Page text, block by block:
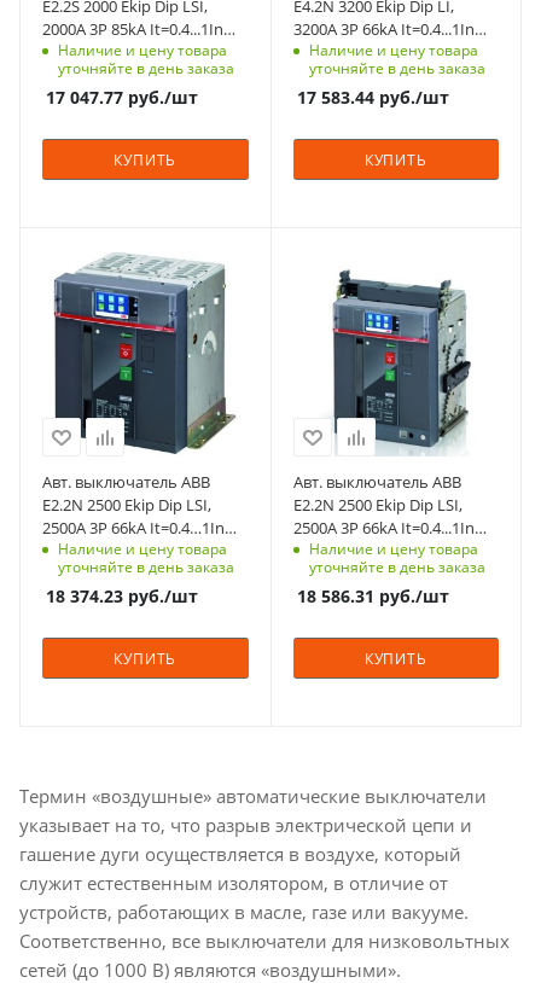
фланцем на дверь
- IP30
Срок поставки под
заказ
E2.2S 2000 Ekip Dip LSI,
2000A 3P 85kA It=0.4...1In
Ie=1.5...15In выкатной без
корзины селективный
Наличие и цену товара
уточняйте в день заказа
17 047.77 руб./шт
КУПИТЬ
фланцем на дверь
- IP30
Срок поставки под
заказ
E4.2N 3200 Ekip Dip LI,
3200A 3P 66kA It=0.4...1In
Ie=1.5...15In выкатной без
корзины
Наличие и цену товара
уточняйте в день заказа
17 583.44руб./шт
КУПИТЬ
Номинальный ток, A
2500
Количество полюсов
Отключающая
способность, kA
66
фронт - IP20, с
фланцем на дверь
- IP30
Срок поставки под
заказ
Авт. выключатель ABB
E2.2N 2500 Ekip Dip LSI,
2500A 3P 66kA It=0.4…1In
Ie=1.5...15In стационарный
заднее HR/VR-
подключение селективный
Наличие и цену товара
уточняйте в день заказа
18 374.23 руб./шт
КУПИТЬ
Количество полюсов
Отключающая
способность, kA
66
фронт - IP20, с
фланцем на дверь
- IP30
Срок поставки под
заказ
Авт. выключатель ABB
E2.2N 2500 Ekip Dip LSI,
2500A 3P 66kA It=0.4...1In
Ie=1.5...15In выкатной без
корзины селективный
Наличие и цену товара
уточняйте в день заказа
18 586.31 руб./шт
КУПИТЬ
Термин «воздушные» автоматические выключатели
указывает на то, что разрыв электрической цепи и
гашение дуги осуществляется в воздухе, который
служит естественным изолятором, в отличие от
устройств, работающих в масле, газе или вакууме.
Соответственно, все выключатели для низковольтных
сетей (до 1000 В) являются «воздушными».